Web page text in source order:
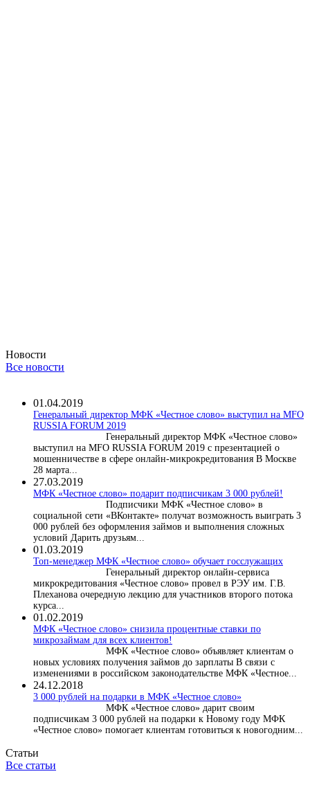
Новости
Все новости
01.04.2019
Генеральный директор МФК «Честное слово» выступил на MFO
RUSSIA FORUM 2019
Генеральный директор МФК «Честное слово»
выступил на MFO RUSSIA FORUM 2019 с презентацией о
мошенничестве в сфере онлайн-микрокредитования В Москве
28 марта...
27.03.2019
МФК «Честное слово» подарит подписчикам 3 000 рублей!
Подписчики МФК «Честное слово» в
социальной сети «ВКонтакте» получат возможность выиграть 3
000 рублей без оформления займов и выполнения сложных
условий Дарить друзьям...
01.03.2019
Топ-менеджер МФК «Честное слово» обучает госслужащих
Генеральный директор онлайн-сервиса
микрокредитования «Честное слово» провел в РЭУ им. Г.В.
Плеханова очередную лекцию для участников второго потока
курса...
01.02.2019
МФК «Честное слово» снизила процентные ставки по
микрозаймам для всех клиентов!
МФК «Честное слово» объявляет клиентам о
новых условиях получения займов до зарплаты В связи с
изменениями в российском законодательстве МФК «Честное...
24.12.2018
3 000 рублей на подарки в МФК «Честное слово»
МФК «Честное слово» дарит своим
подписчикам 3 000 рублей на подарки к Новому году МФК
«Честное слово» помогает клиентам готовиться к новогодним...
Статьи
Все статьи